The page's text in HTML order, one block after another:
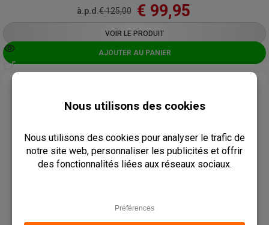
à.p.d.€125,00 € 99,95
VOIR LE PRODUIT
AJOUTER AU PANIER